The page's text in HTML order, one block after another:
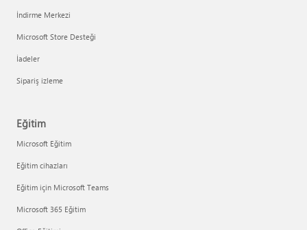
İndirme Merkezi
Microsoft Store Desteği
İadeler
Sipariş izleme
Eğitim
Microsoft Eğitim
Eğitim cihazları
Eğitim için Microsoft Teams
Microsoft 365 Eğitim